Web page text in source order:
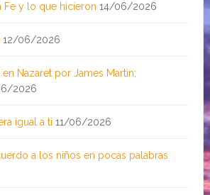
Fe y lo que hicieron 14/06/2026
12/06/2026
Nazaret por James Martin;
2026
igual a ti 11/06/2026
a los niños en pocas palabras